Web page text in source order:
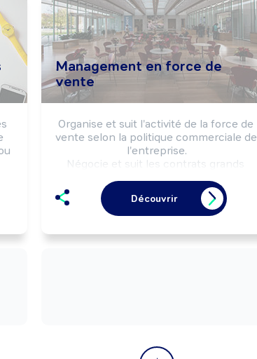
Management en force de
vente
Organise et suit l'activité de la force de
vente selon la politique commerciale de
l'entreprise.
Négocie et suit les contrats grands
Coordonne une ou plusieurs équipes de
commerciaux.
Découvrir